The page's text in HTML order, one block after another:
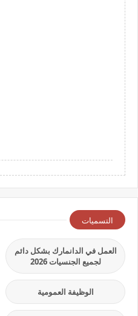
التسميات
العمل في الدانمارك بشكل دائم
لجميع الجنسيات 2026
الوظيفة العمومية